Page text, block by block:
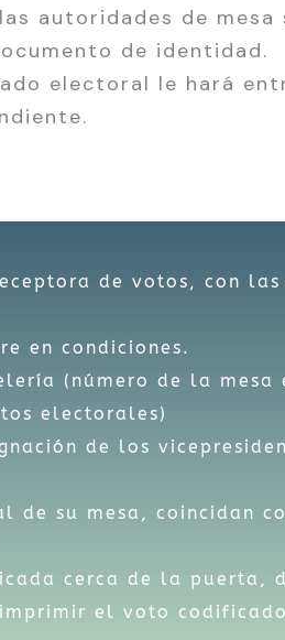
autoridades de
de identidad.
electoral le hará
de votos, con
en condiciones.
(número de la
electorales)
de los
de su mesa, coincidan
cerca de la
el voto